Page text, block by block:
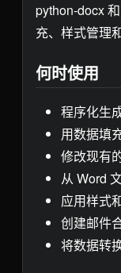
python-docx
充、样式管理
何时使用
程序化生
用数据填
修改现有
从 Word
应用样式
创建邮件
将数据转